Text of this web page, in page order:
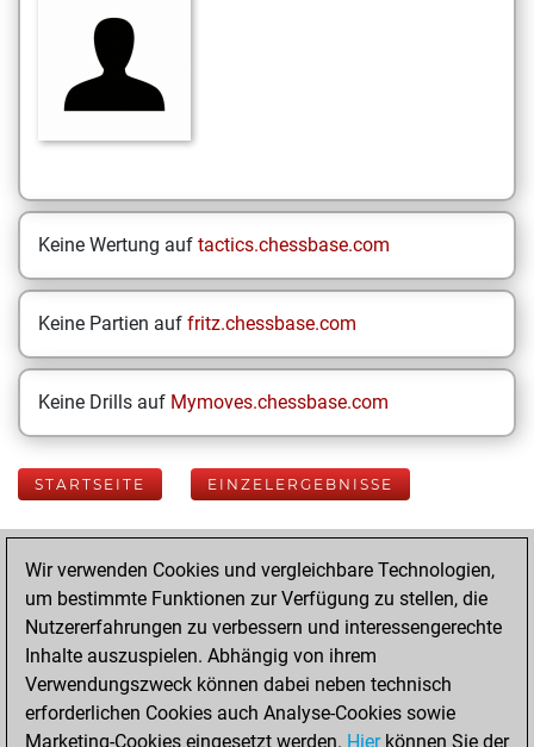
Keine Wertung auf tactics.chessbase.com
Keine Partien auf fritz.chessbase.com
Keine Drills auf Mymoves.chessbase.com
STARTSEITE EINZELERGEBNISSE
Your Latest App
Activity
Donnerstag,
November 28,
2024
Wir verwenden Cookies und vergleichbare Technologien,
um bestimmte Funktionen zur Verfügung zu stellen, die
Nutzererfahrungen zu verbessern und interessengerechte
Inhalte auszuspielen. Abhängig von ihrem
Verwendungszweck können dabei neben technisch
erforderlichen Cookies auch Analyse-Cookies sowie
Marketing-Cookies eingesetzt werden. Hierkönnen Sie der